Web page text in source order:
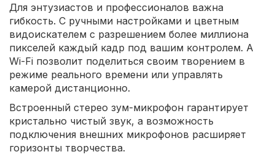
Для энтузиастов и профессионалов важна
гибкость. С ручными настройками и цветным
видоискателем с разрешением более миллиона
пикселей каждый кадр под вашим контролем. А
Wi-Fi позволит поделиться своим творением в
режиме реального времени или управлять
камерой дистанционно.
Встроенный стерео зум-микрофон гарантирует
кристально чистый звук, а возможность
подключения внешних микрофонов расширяет
горизонты творчества.